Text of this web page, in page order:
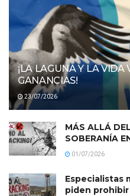
¡LA LAGUNA Y LA VIDA
GANANCIAS!
23/07/2026
MÁS ALLÁ
SOBERANÍA
01/07/2026
Especialistas
piden